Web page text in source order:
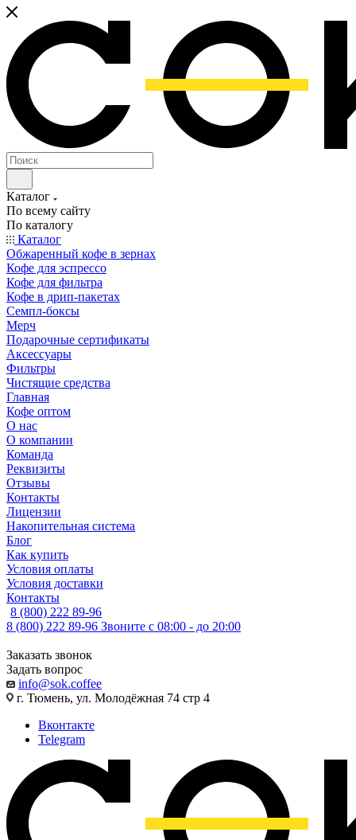
Каталог
По всему сайту
По каталогу
Каталог
Обжаренный кофе в зернах
Кофе для эспрессо
Кофе для фильтра
Кофе в дрип-пакетах
Семпл-боксы
Мерч
Подарочные сертификаты
Аксессуары
Фильтры
Чистящие средства
Главная
Кофе оптом
О нас
О компании
Команда
Реквизиты
Отзывы
Контакты
Лицензии
Накопительная система
Блог
Как купить
Условия оплаты
Условия доставки
Контакты
8 (800) 222 89-96
8 (800) 222 89-96 Звоните с 08:00 - до 20:00
Заказать звонок
Задать вопрос
info@sok.coffee
г. Тюмень, ул. Молодёжная 74 стр 4
Вконтакте
Telegram